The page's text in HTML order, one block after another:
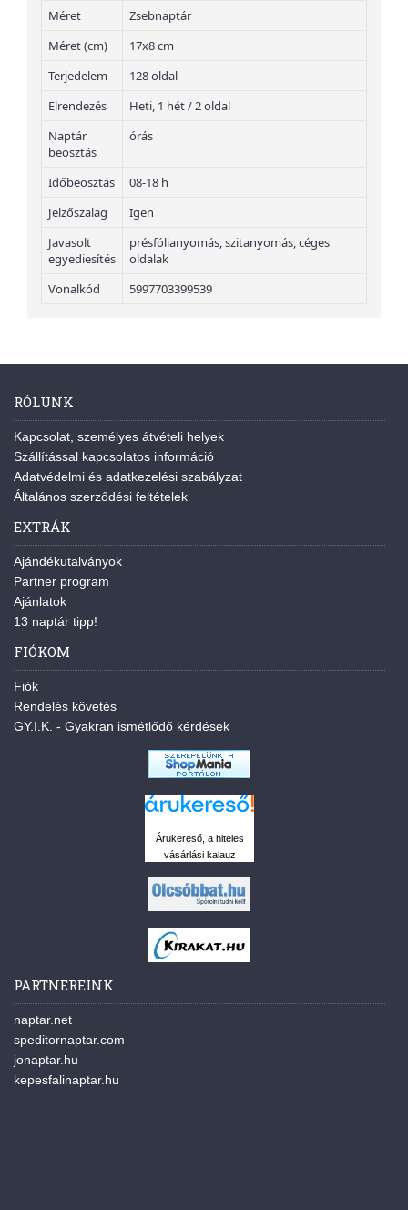
Méret
Zsebnaptár
Méret (cm)
17x8 cm
Terjedelem
128 oldal
Elrendezés
Heti, 1 hét / 2 oldal
Naptár
beosztás
órás
Időbeosztás
08-18 h
Jelzőszalag
Igen
Javasolt
egyediesítés
présfólianyomás, szitanyomás, céges
oldalak
Vonalkód
5997703399539
RÓLUNK
Kapcsolat, személyes átvételi helyek
Szállítással kapcsolatos információ
Adatvédelmi és adatkezelési szabályzat
Általános szerződési feltételek
EXTRÁK
Ajándékutalványok
Partner program
Ajánlatok
13 naptár tipp!
FIÓKOM
Fiók
Rendelés követés
GY.I.K. - Gyakran ismétlődő kérdések
Árukereső, a hiteles
vásárlási kalauz
PARTNEREINK
naptar.net
speditornaptar.com
jonaptar.hu
kepesfalinaptar.hu